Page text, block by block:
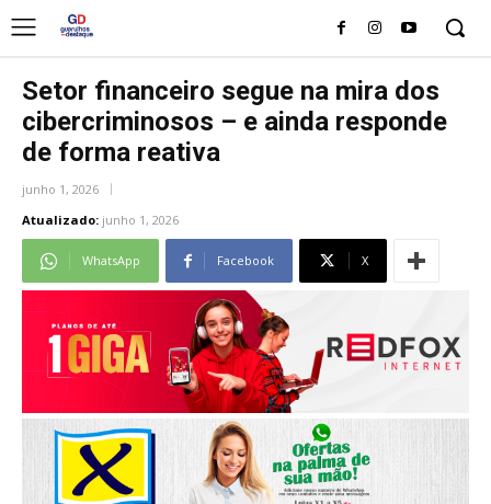
Setor financeiro segue na mira dos
cibercriminosos – e ainda responde
de forma reativa
junho 1, 2026
Atualizado: junho 1, 2026
WhatsApp Facebook X